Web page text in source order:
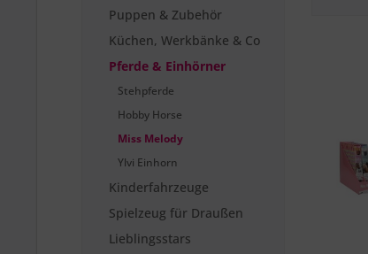
Puppen & Zubehör
Küchen, Werkbänke & Co
Pferde & Einhörner
Stehpferde
Hobby Horse
Miss Melody
Ylvi Einhorn
Kinderfahrzeuge
Spielzeug für Draußen
Lieblingsstars